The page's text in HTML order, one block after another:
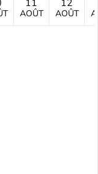
11
AOÛT
12
AOÛT